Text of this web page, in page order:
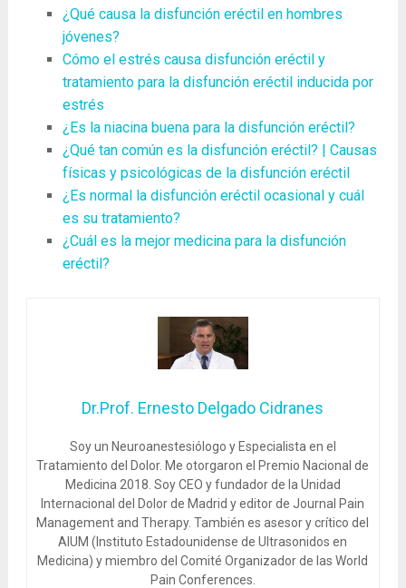
¿Qué causa la disfunción eréctil en hombres
jóvenes?
Cómo el estrés causa disfunción eréctil y
tratamiento para la disfunción eréctil inducida por
estrés
¿Es la niacina buena para la disfunción eréctil?
¿Qué tan común es la disfunción eréctil? | Causas
físicas y psicológicas de la disfunción eréctil
¿Es normal la disfunción eréctil ocasional y cuál
es su tratamiento?
¿Cuál es la mejor medicina para la disfunción
eréctil?
Dr.Prof. Ernesto Delgado Cidranes
Soy un Neuroanestesiólogo y Especialista en el
Tratamiento del Dolor. Me otorgaron el Premio Nacional de
Medicina 2018. Soy CEO y fundador de la Unidad
Internacional del Dolor de Madrid y editor de Journal Pain
Management and Therapy. También es asesor y crítico del
AIUM (Instituto Estadounidense de Ultrasonidos en
Medicina) y miembro del Comité Organizador de las World
Pain Conferences.